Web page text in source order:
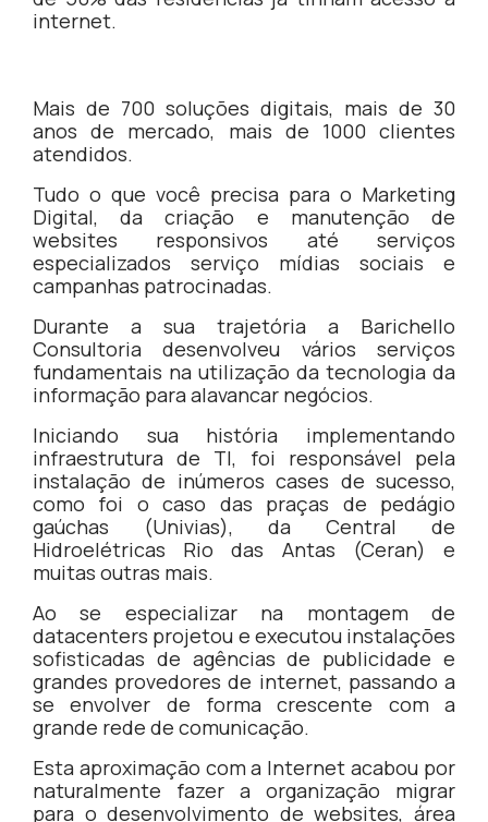
internet.
Mais de 700 soluções digitais, mais de 30
anos de mercado, mais de 1000 clientes
atendidos.
Tudo o que você precisa para o Marketing
Digital, da criação e manutenção de
websites responsivos até serviços
especializados serviço mídias sociais e
campanhas patrocinadas.
Durante a sua trajetória a Barichello
Consultoria desenvolveu vários serviços
fundamentais na utilização da tecnologia da
informação para alavancar negócios.
Iniciando sua história implementando
infraestrutura de TI, foi responsável pela
instalação de inúmeros cases de sucesso,
como foi o caso das praças de pedágio
gaúchas (Univias), da Central de
Hidroelétricas Rio das Antas (Ceran) e
muitas outras mais.
Ao se especializar na montagem de
datacenters projetou e executou instalações
sofisticadas de agências de publicidade e
grandes provedores de internet, passando a
se envolver de forma crescente com a
grande rede de comunicação.
Esta aproximação com a Internet acabou por
naturalmente fazer a organização migrar
para o desenvolvimento de websites, área